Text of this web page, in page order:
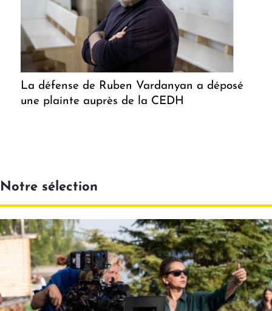
La défense de Ruben Vardanyan a déposé
une plainte auprès de la CEDH
Notre sélection